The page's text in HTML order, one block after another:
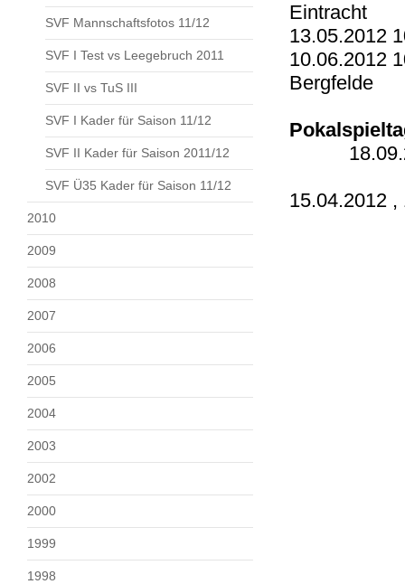
SVF Mannschaftsfotos 11/12
SVF I Test vs Leegebruch 2011
SVF II vs TuS III
SVF I Kader für Saison 11/12
SVF II Kader für Saison 2011/12
SVF Ü35 Kader für Saison 11/12
2010
2009
2008
2007
2006
2005
2004
2003
2002
2000
1999
1998
Eintracht
13.05.2012
10.06.2012
Bergfelde
15.04.2012